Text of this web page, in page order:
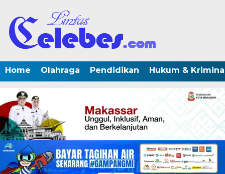
Home Olahraga Pendidikan Hukum &